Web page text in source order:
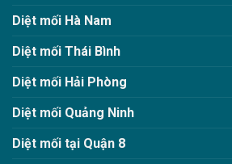
Diệt mối Hà Nam
Diệt mối Thái Bình
Diệt mối Hải Phòng
Diệt mối Quảng Ninh
Diệt mối tại Quận 8